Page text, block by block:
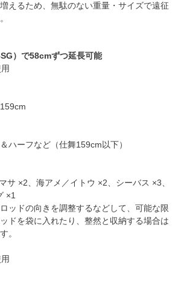
えるため、無駄のない重量・サイズで遠征
）で58cmずつ延長可能
ハーフなど（仕舞159cm以下）
サ ×2、海アメ／イトウ ×2、シーバス ×3、
×1
ッドの向きを調整するなどして、可能な限
ドを袋に入れたり、整然と収納する場合は
。